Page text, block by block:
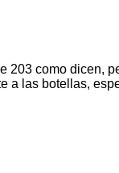
203 como dicen,
a las botellas,